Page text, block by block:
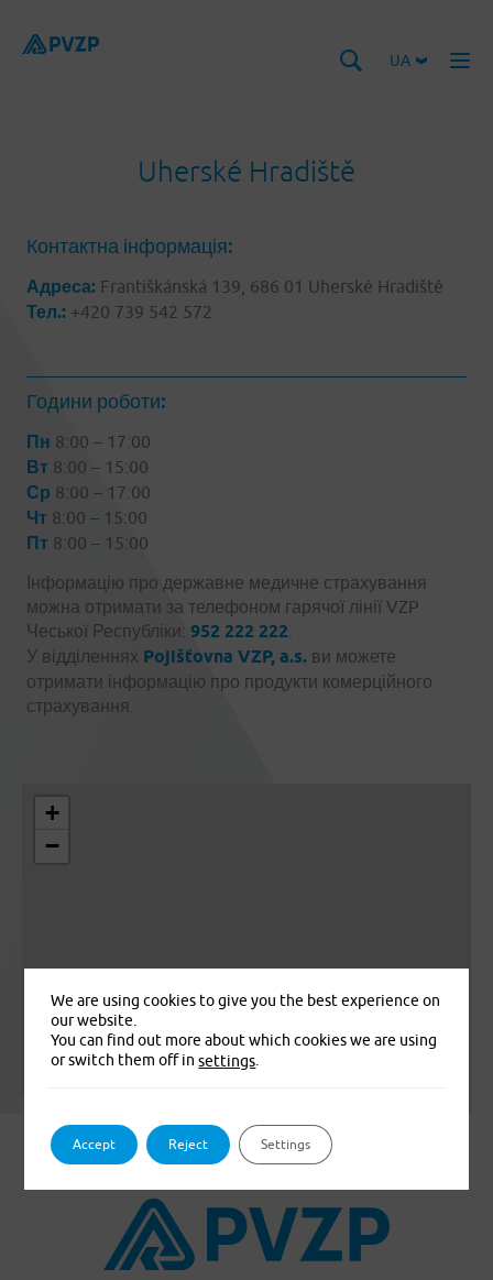
UA
Uherské Hradiště
Контактна інформація:
Адреса: Františkánská 139, 686 01 Uherské Hradiště
Тел.: +420 739 542 572
Години роботи:
Пн 8:00 – 17:00
Вт 8:00 – 15:00
Ср 8:00 – 17:00
Чт 8:00 – 15:00
Пт 8:00 – 15:00
Інформацію про державне медичне страхування
можна отримати за телефоном гарячої лінії VZP
Чеської Республіки: 952 222 222
У відділеннях Pojišťovna VZP, a.s. ви можете
отримати інформацію про продукти комерційного
страхування.
+
−
We are using cookies to give you the best experience on
our website.
You can find out more about which cookies we are using
or switch them off insettings
Accept Reject Settings